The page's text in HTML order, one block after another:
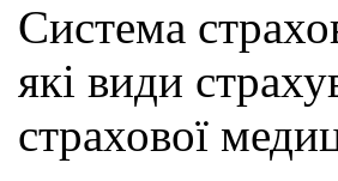
Система
які види
страхової